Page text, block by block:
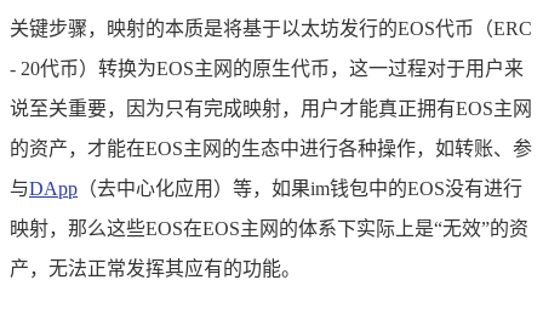
关键步骤，映射的本质是将基于以太坊发行的EOS代币（ERC
- 20代币）转换为EOS主网的原生代币，这一过程对于用户来
说至关重要，因为只有完成映射，用户才能真正拥有EOS主网
的资产，才能在EOS主网的生态中进行各种操作，如转账、参
与DApp （去中心化应用）等，如果im钱包中的EOS没有进行
映射，那么这些EOS在EOS主网的体系下实际上是“无效”的资
产，无法正常发挥其应有的功能。